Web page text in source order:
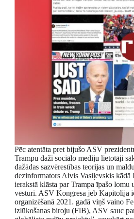
Pēc atentāta pret bijušo ASV
Trampu daži sociālo mediju lietotāji
dažādas sazvērestības teorijas un
dezinformators Aivis Vasiļevskis kādā
ierakstā klāsta par Trampa īpašo lomu
vēsturi. ASV Kongresa jeb Kapitolija
organizēšanā 2021. gadā viņš vaino
izlūkošanas biroju (FIB), ASV sauc